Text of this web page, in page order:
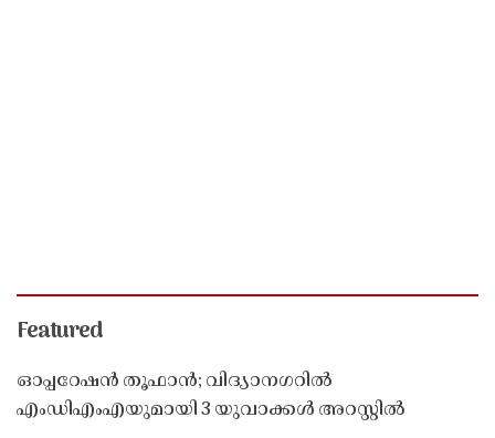
Featured
ഓപ്പറേഷൻ തൂഫാൻ; വിദ്യാനഗറിൽ
എംഡിഎംഎയുമായി 3 യുവാക്കൾ അറസ്റ്റിൽ